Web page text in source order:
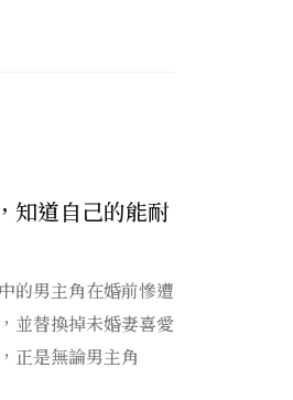
知道自己的能耐
的男主角在婚前慘遭
並替換掉未婚妻喜愛
正是無論男主角